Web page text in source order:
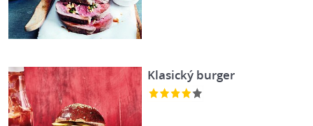
Klasický burger